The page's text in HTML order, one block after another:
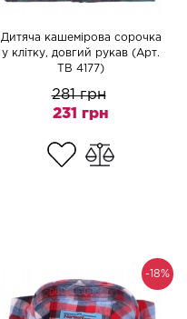
Дитяча кашемірова сорочка
у клітку, довгий рукав (Арт.
TB 4177)
281 грн
231 грн
-18%